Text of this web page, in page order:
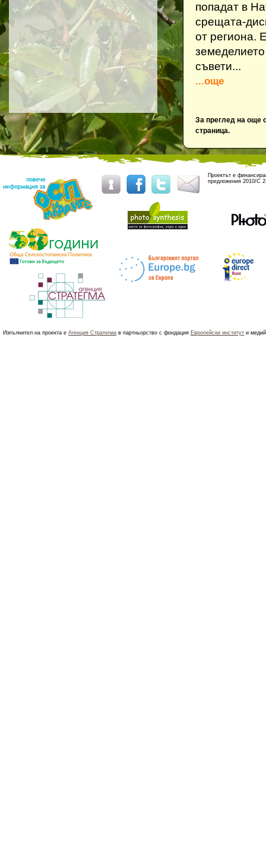
попадат в
срещата-
от региона.
съвети...
...още
За преглед на още
страница.
Проектът е
предложения 2010/C
Изпълнител на проекта е Агенция Стратегма в партньорство с фондация Европейски институт и